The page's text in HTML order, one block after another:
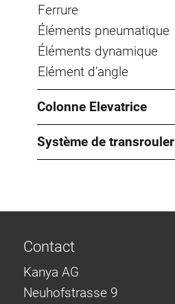
Ferrure
Éléments pneumatique
Éléments dynamique
Elément d’angle
Colonne Elevatrice
Système de transrouler
Contact
Kanya AG
Neuhofstrasse 9